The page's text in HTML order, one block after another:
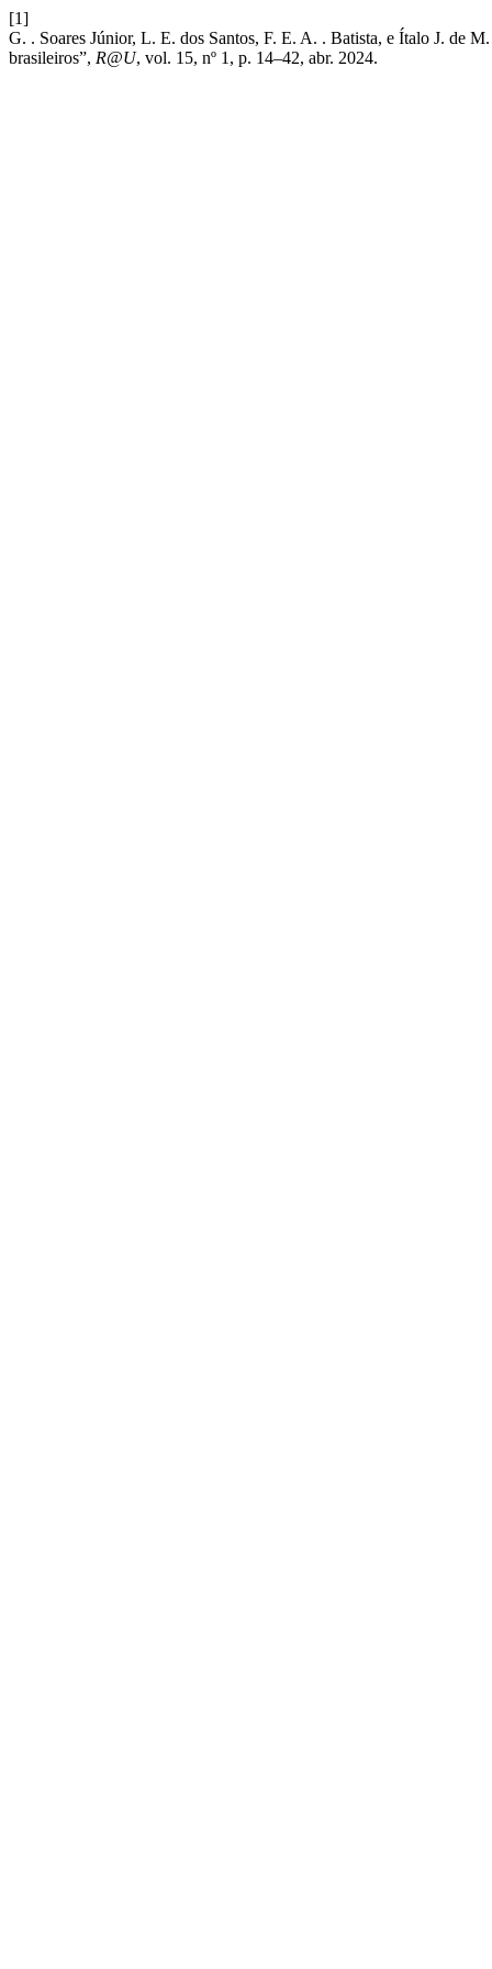
[1]
G. . Soares Júnior, L. E. dos Santos, F. E. A. . Batista, e Ítalo J. de
brasileiros”, R@U, vol. 15, nº 1, p. 14–42, abr. 2024.